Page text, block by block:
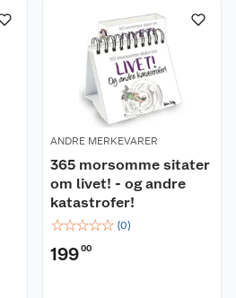
ANDRE MERKEVARER
365 morsomme sitater
om livet! - og andre
katastrofer!
☆☆☆☆☆ (0)
19900